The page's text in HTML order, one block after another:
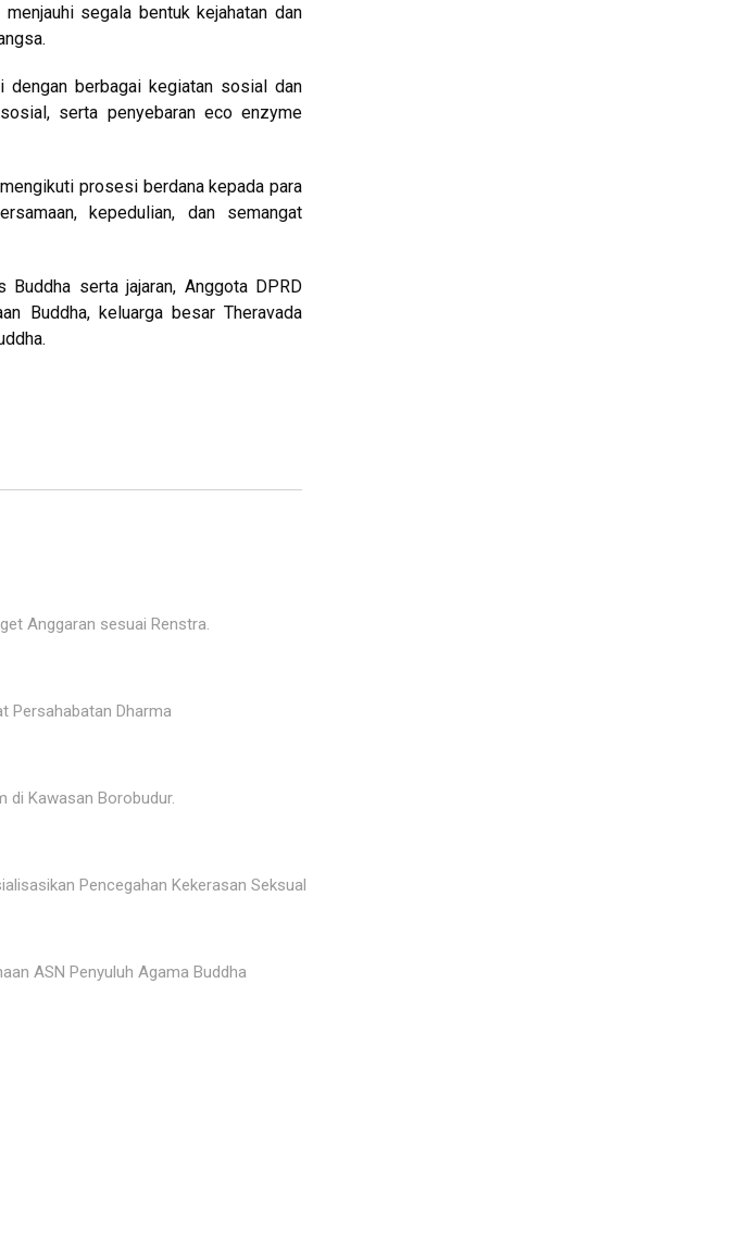
segala bentuk kejahatan dan
dengan berbagai kegiatan sosial dan
serta penyebaran eco enzyme
prosesi berdana kepada para
kepedulian, dan semangat
serta jajaran, Anggota DPRD
Buddha, keluarga besar Theravada
Anggaran sesuai Renstra.
Persahabatan Dharma
di Kawasan Borobudur.
Pencegahan Kekerasan Seksual
ASN Penyuluh Agama Buddha